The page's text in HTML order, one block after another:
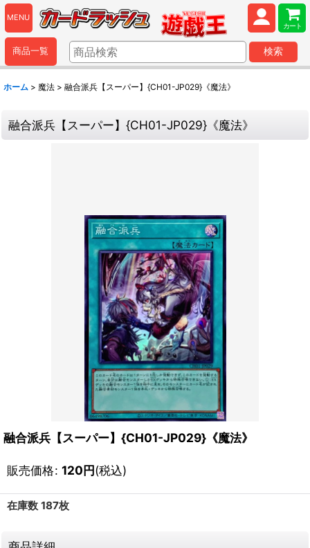
MENU
カート
商品一覧 検索
ホーム > 魔法 > 融合派兵【スーパー】{CH01-JP029}《魔法》
融合派兵【スーパー】{CH01-JP029}《魔法》
融合派兵【スーパー】{CH01-JP029}《魔法》
販売価格: 120円(税込)
在庫数 187枚